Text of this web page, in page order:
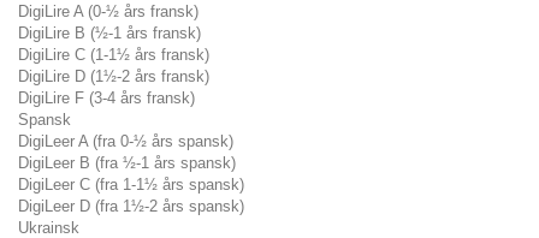
DigiLire A (0-½ års fransk)
DigiLire B (½-1 års fransk)
DigiLire C (1-1½ års fransk)
DigiLire D (1½-2 års fransk)
DigiLire F (3-4 års fransk)
Spansk
DigiLeer A (fra 0-½ års spansk)
DigiLeer B (fra ½-1 års spansk)
DigiLeer C (fra 1-1½ års spansk)
DigiLeer D (fra 1½-2 års spansk)
Ukrainsk